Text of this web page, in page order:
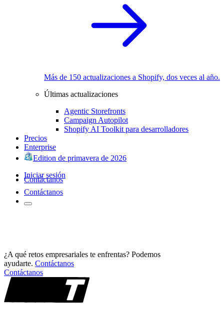
Más de 150 actualizaciones a Shopify, dos veces al año.
Últimas actualizaciones
Agentic Storefronts
Campaign Autopilot
Shopify AI Toolkit para desarrolladores
Precios
Enterprise
Edition de primavera de 2026
Iniciar sesión
Contáctanos
Contáctanos
¿A qué retos empresariales te enfrentas? Podemos
ayudarte. Contáctanos
Contáctanos